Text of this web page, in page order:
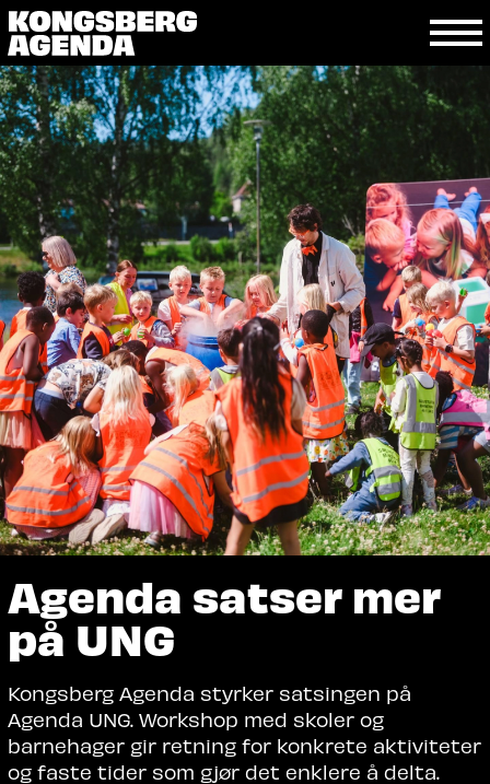
Agenda satser mer
på UNG
Kongsberg Agenda styrker satsingen på
Agenda UNG. Workshop med skoler og
barnehager gir retning for konkrete aktiviteter
og faste tider som gjør det enklere å delta.